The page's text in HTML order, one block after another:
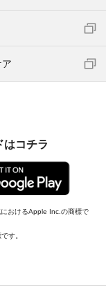
はコチラ
おけるApple Inc.の商標で
す。